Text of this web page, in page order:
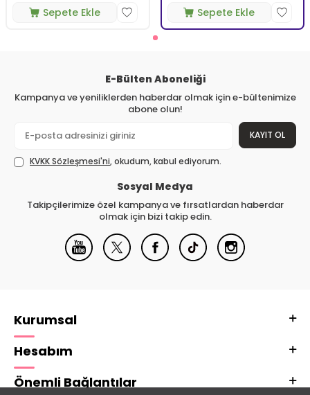
Sepete Ekle Sepete Ekle
E-Bülten Aboneliği
Kampanya ve yeniliklerden haberdar olmak için e-bültenimize
abone olun!
KAYIT OL
KVKK Sözleşmesi'ni, okudum, kabul ediyorum.
Sosyal Medya
Takipçilerimize özel kampanya ve fırsatlardan haberdar
olmak için bizi takip edin.
Kurumsal
Hesabım
Önemli Bağlantılar